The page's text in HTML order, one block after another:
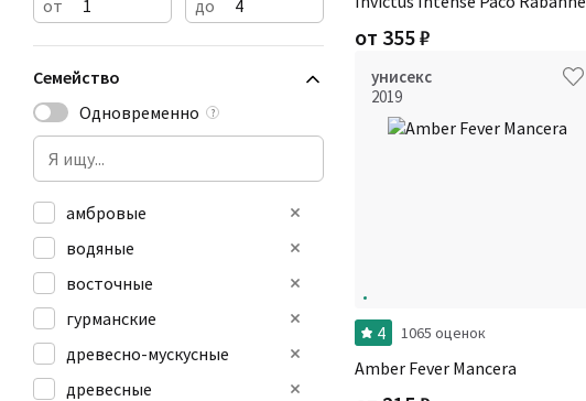
от до
Семейство
Одновременно
?
амбровые
водяные
восточные
гурманские
древесно-мускусные
древесные
от 355₽
унисекс
2019
4 1065 оценок
Amber Fever Mancera